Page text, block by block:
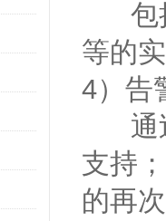
包括
等的
4）告
通过
支持
的再